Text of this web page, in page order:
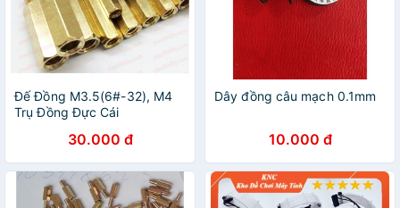
Đế Đồng M3.5(6#-32), M4
Trụ Đồng Đực Cái
30.000 đ
Dây đồng câu mạch 0.1mm
10.000 đ